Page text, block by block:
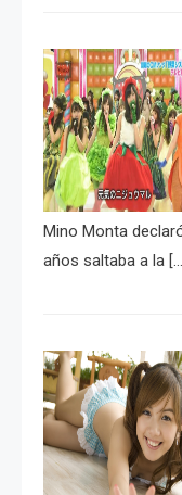
Mino Monta
años saltaba a la